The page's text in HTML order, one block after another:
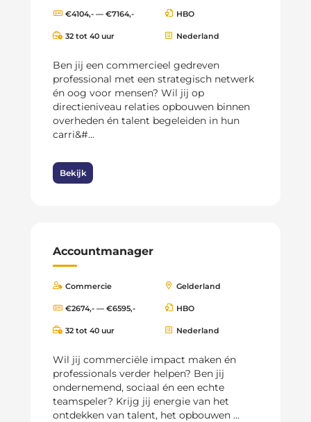
€4104,- — €7164,- HBO
32 tot 40 uur Nederland
Ben jij een commercieel gedreven
professional met een strategisch netwerk
én oog voor mensen? Wil jij op
directieniveau relaties opbouwen binnen
overheden én talent begeleiden in hun
carri&#...
Bekijk
Accountmanager
Commercie Gelderland
€2674,- — €6595,- HBO
32 tot 40 uur Nederland
Wil jij commerciële impact maken én
professionals verder helpen? Ben jij
ondernemend, sociaal én een echte
teamspeler? Krijg jij energie van het
ontdekken van talent, het opbouwen ...